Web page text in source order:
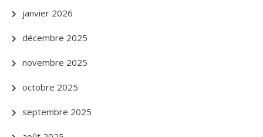
janvier 2026
décembre 2025
novembre 2025
octobre 2025
septembre 2025